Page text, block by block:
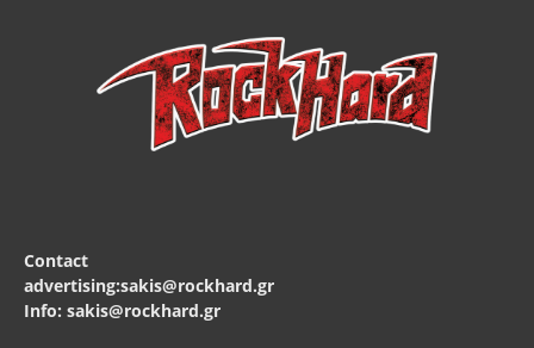
Contact
advertising:sakis@rockhard.gr
Info: sakis@rockhard.gr